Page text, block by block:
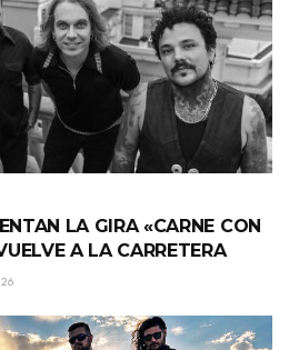
LA GIRA «CARNE CON
A LA CARRETERA